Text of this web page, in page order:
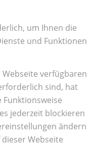
um Ihnen die
und Funktionen
verfügbaren
sind, hat
jederzeit blockieren
ändern
Webseite